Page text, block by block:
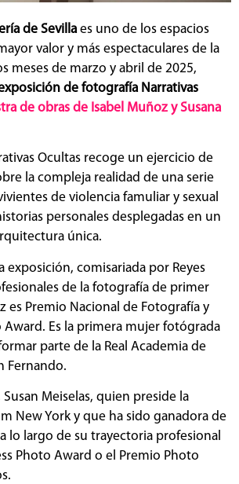
de Sevillaes uno de los espacios
valor y más espectaculares de la
meses de marzo y abril de 2025,
de fotografía Narrativas
de obras de Isabel Muñoz y Susana
Ocultas recoge un ejercicio de
la compleja realidad de una serie
de violencia famuliar y sexual
personales desplegadas en un
única.
exposición, comisariada por Reyes
de la fotografía de primer
es Premio Nacional de Fotografía y
Award. Es la primera mujer fotógrada
parte de la Real Academia de
Fernando.
Meiselas, quien preside la
New York y que ha sido ganadora de
lo largo de su trayectoria profesional
Photo Award o el Premio Photo